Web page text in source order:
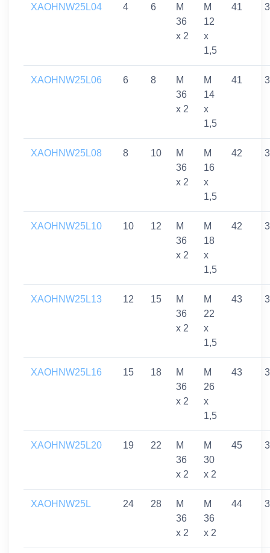
XAOHNW25L04 4 6
M
36
x 2
M
12
x
1,5
41
XAOHNW25L06 6 8
M
36
x 2
M
14
x
1,5
41
XAOHNW25L08 8 10
M
36
x 2
M
16
x
1,5
42
XAOHNW25L10 10 12
M
36
x 2
M
18
x
1,5
42
XAOHNW25L13 12 15
M
36
x 2
M
22
x
1,5
43
XAOHNW25L16 15 18
M
36
x 2
M
26
x
1,5
43
XAOHNW25L20 19 22
M
36
x 2
M
30
x 2
45
XAOHNW25L 24 28
M
36
x 2
M
36
x 2
44